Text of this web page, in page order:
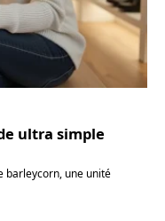
ultra simple
barleycorn, une unité